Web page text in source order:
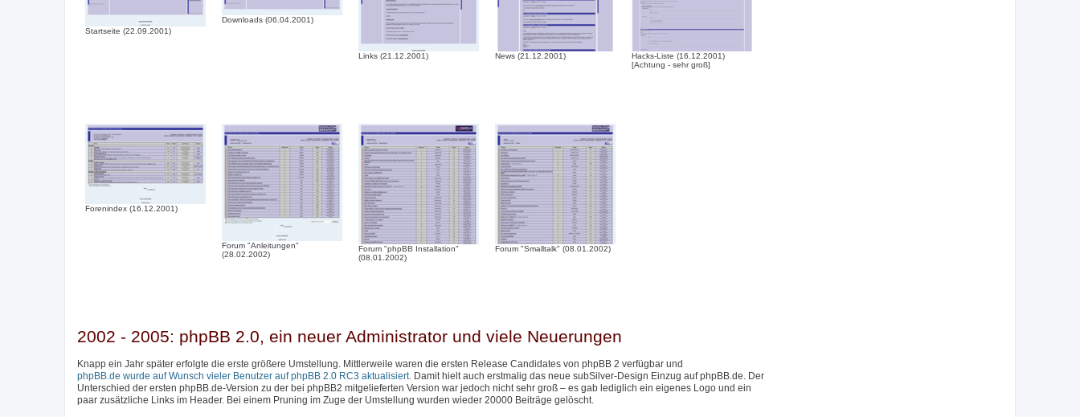
Startseite (22.09.2001)
Downloads (06.04.2001)
Links (21.12.2001) News (21.12.2001)
Hacks-Liste (16.12.2001)
[Achtung - sehr groß]
Forenindex (16.12.2001)
Forum "Anleitungen"
(28.02.2002)
Forum "phpBB Installation"
(08.01.2002)
Forum "Smalltalk" (08.01.2002)
2002 - 2005: phpBB 2.0, ein neuer Administrator und viele Neuerungen
Knapp ein Jahr später erfolgte die erste größere Umstellung. Mittlerweile waren die ersten Release Candidates von phpBB 2 verfügbar und
phpBB.de wurde auf Wunsch vieler Benutzer auf phpBB 2.0 RC3 aktualisiert. Damit hielt auch erstmalig das neue subSilver-Design Einzug auf phpBB.de. Der
Unterschied der ersten phpBB.de-Version zu der bei phpBB2 mitgelieferten Version war jedoch nicht sehr groß – es gab lediglich ein eigenes Logo und ein
paar zusätzliche Links im Header. Bei einem Pruning im Zuge der Umstellung wurden wieder 20000 Beiträge gelöscht.